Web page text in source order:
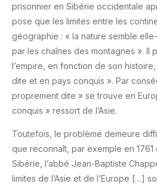
prisonnier en Sibérie occidentale
pose que les limites entre les
géographie : « la nature semble
par les chaînes des montagnes ». Il
l’empire, en fonction de son
dite et en pays conquis ». Par
proprement dite » se trouve en
conquis » ressort de l’Asie.
Toutefois, le problème demeure
que reconnaît, par exemple en
Sibérie, l’abbé Jean-Baptiste
limites de l’Asie et de l’Europe […]